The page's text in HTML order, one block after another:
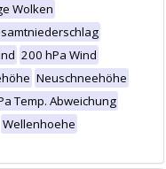
Wolken
200 hPa Wind
Neuschneehöhe
Temp. Abweichung
Wellenhoehe